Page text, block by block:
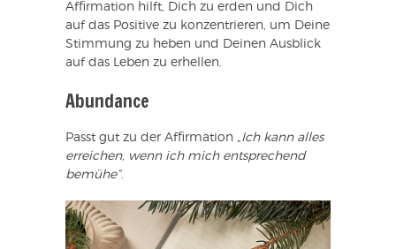
Affirmation hilft, Dich zu erden und Dich
auf das Positive zu konzentrieren, um Deine
Stimmung zu heben und Deinen Ausblick
auf das Leben zu erhellen.
Abundance
Passt gut zu der Affirmation „Ich kann alles
erreichen, wenn ich mich entsprechend
bemühe“.